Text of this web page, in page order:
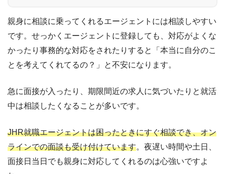
親身に相談に乗ってくれるエージェントには相談しやすい
です。せっかくエージェントに登録しても、対応がよくな
かったり事務的な対応をされたりすると「本当に自分のこ
とを考えてくれてるの？」と不安になります。
急に面接が入ったり、期限間近の求人に気づいたりと就活
中は相談したくなることが多いです。
JHR就職エージェントは困ったときにすぐ相談でき、オン
ラインでの面談も受け付けています。夜遅い時間や土日、
面接日当日でも親身に対応してくれるのは心強いですよ